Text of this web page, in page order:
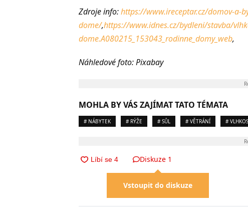
Zdroje info:https://www.ireceptar.cz/domov-a-
dome/,https://www.idnes.cz/bydleni/stavba/
dome.A080215_153043_rodinne_domy_web,
Náhledové foto: Pixabay
MOHLA BY VÁS ZAJÍMAT TATO TÉMATA
# NÁBYTEK # RÝŽE # SŮL # VĚTRÁNÍ #
Diskuze 1
Vstoupit do diskuze